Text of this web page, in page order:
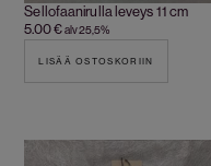
Sellofaanirulla leveys 11 cm
5.00€alv 25,5%
LISÄÄ OSTOSKORIIN